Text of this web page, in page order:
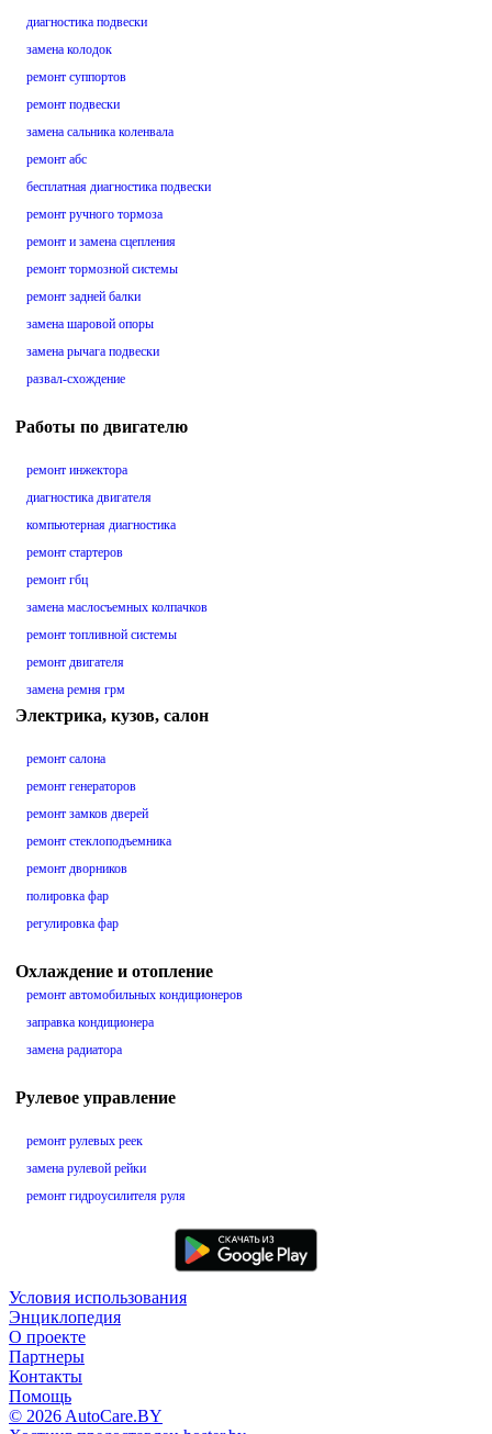
диагностика подвески
замена колодок
ремонт суппортов
ремонт подвески
замена сальника коленвала
ремонт абс
бесплатная диагностика подвески
ремонт ручного тормоза
ремонт и замена сцепления
ремонт тормозной системы
ремонт задней балки
замена шаровой опоры
замена рычага подвески
развал-схождение
Работы по двигателю
ремонт инжектора
диагностика двигателя
компьютерная диагностика
ремонт стартеров
ремонт гбц
замена маслосъемных колпачков
ремонт топливной системы
ремонт двигателя
замена ремня грм
Электрика, кузов, салон
ремонт салона
ремонт генераторов
ремонт замков дверей
ремонт стеклоподъемника
ремонт дворников
полировка фар
регулировка фар
Охлаждение и отопление
ремонт автомобильных кондиционеров
заправка кондиционера
замена радиатора
Рулевое управление
ремонт рулевых реек
замена рулевой рейки
ремонт гидроусилителя руля
Условия использования
Энциклопедия
О проекте
Партнеры
Контакты
Помощь
© 2026 AutoCare.BY